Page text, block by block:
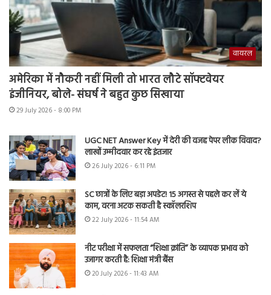
वायरल
अमेरिका में नौकरी नहीं मिली तो भारत लौटे सॉफ्टवेयर
इंजीनियर, बोले- संघर्ष ने बहुत कुछ सिखाया
29 July 2026 - 8:00 PM
UGC NET Answer Key में देरी की वजह पेपर लीक विवाद?
लाखों उम्मीदवार कर रहे इंतजार
26 July 2026 - 6:11 PM
SC छात्रों के लिए बड़ा अपडेट! 15 अगस्त से पहले कर लें ये
काम, वरना अटक सकती है स्कॉलरशिप
22 July 2026 - 11:54 AM
नीट परीक्षा में सफलता “शिक्षा क्रांति” के व्यापक प्रभाव को
उजागर करती है: शिक्षा मंत्री बैंस
20 July 2026 - 11:43 AM